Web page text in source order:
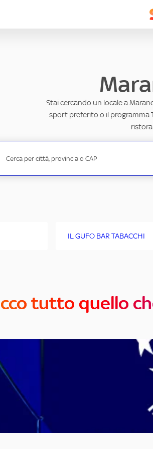
Stai cercando un locale a
sport preferito o il programma
IL GUFO BAR TABACCHI
tutto quello